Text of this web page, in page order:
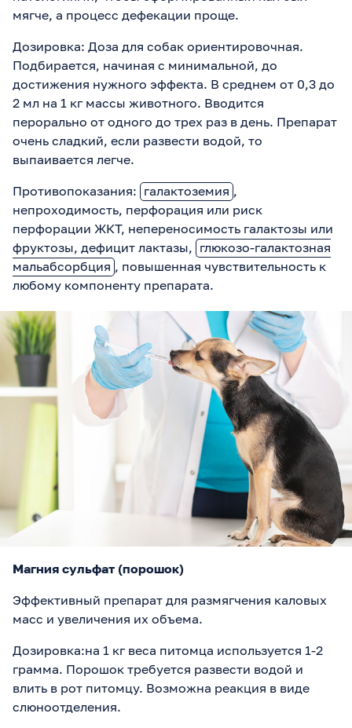
мягче, а процесс дефекации проще.
Дозировка: Доза для собак ориентировочная.
Подбирается, начиная с минимальной, до
достижения нужного эффекта. В среднем от 0,3 до
2 мл на 1 кг массы животного. Вводится
перорально от одного до трех раз в день. Препарат
очень сладкий, если развести водой, то
выпаивается легче.
Противопоказания: галактоземия ,
непроходимость, перфорация или риск
перфорации ЖКТ, непереносимость галактозы или
фруктозы, дефицит лактазы, глюкозо-галактозная
мальабсорбция , повышенная чувствительность к
любому компоненту препарата.
Магния сульфат (порошок)
Эффективный препарат для размягчения каловых
масс и увеличения их объема.
Дозировка:на 1 кг веса питомца используется 1-2
грамма. Порошок требуется развести водой и
влить в рот питомцу. Возможна реакция в виде
слюноотделения.